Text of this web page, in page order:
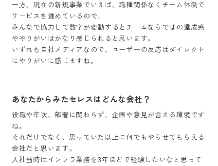
一方、現在の新規事業でいえば、職種関係なくチーム体制で
サービスを進めているので、
みんなで協力して数字が変動するとチームならではの達成感
ややりがいはかなり感じられると思います。
いずれも自社メディアなので、ユーザーの反応はダイレクト
にやりがいに感じますね。
あなたからみたセレスはどんな会社？
役職や年次、部署に関わらず、企画や意見が言える環境です
ね。
それだけでなく、思っていた以上に何でもやらせてもらえる
会社だと思います。
入社当時はインフラ業務を3年ほどで経験したいなと思って